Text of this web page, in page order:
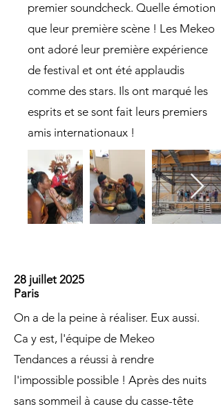
premier soundcheck. Quelle émotion
que leur première scène ! Les Mekeo
ont adoré leur première expérience
de festival et ont été applaudis
comme des stars. Ils ont marqué les
esprits et se sont fait leurs premiers
amis internationaux !
28 juillet 2025
Paris
On a de la peine à réaliser. Eux aussi.
Ca y est, l'équipe de Mekeo
Tendances a réussi à rendre
l'impossible possible ! Après des nuits
sans sommeil à cause du casse-tête